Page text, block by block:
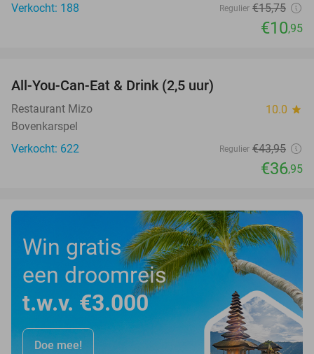
Verkocht: 188
Regulier €15,75
€10,95
All-You-Can-Eat & Drink (2,5 uur)
Restaurant Mizo 10.0 star
Bovenkarspel
Verkocht: 622
Regulier €43,95
€36,95
Win gratis
een droomreis
t.w.v. €3.000
Doe mee!